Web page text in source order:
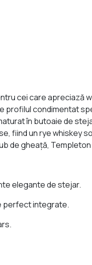
cei care apreciază
profilul condimentat
în butoaie de
fiind un rye whiskey
de gheață,
elegante de stejar.
perfect integrate.